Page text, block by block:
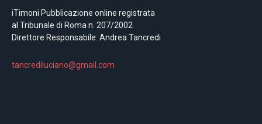
iTimoni Pubblicazione online registrata
al Tribunale di Roma n. 207/2002
Direttore Responsabile: Andrea Tancredi
tancrediluciano@gmail.com